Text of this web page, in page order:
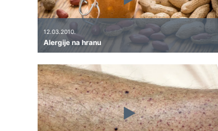
12.03.2010.
Alergije na hranu